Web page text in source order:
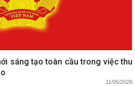
sáng tạo toàn cầu trong việc thu
11/05/2026